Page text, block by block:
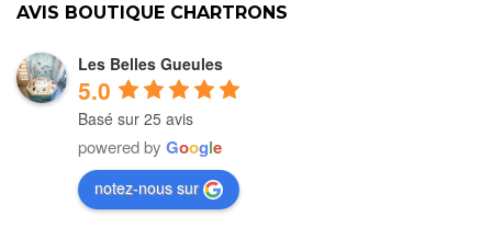
AVIS BOUTIQUE CHARTRONS
Les Belles Gueules
5.0
Basé sur 25 avis
powered by Google
notez-nous sur